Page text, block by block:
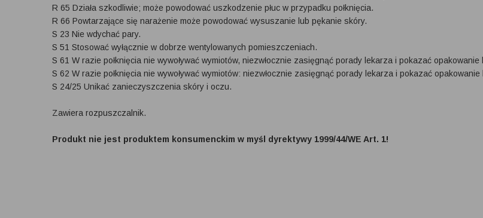
R 65 Działa szkodliwie; może powodować uszkodzenie płuc w przypadku połknięcia.
R 66 Powtarzające się narażenie może powodować wysuszanie lub pękanie skóry.
S 23 Nie wdychać pary.
S 51 Stosować wyłącznie w dobrze wentylowanych pomieszczeniach.
S 61 W razie połknięcia nie wywoływać wymiotów, niezwłocznie zasięgnąć porady lekarza i pokazać opakowanie
S 62 W razie połknięcia nie wywoływać wymiotów: niezwłocznie zasięgnąć porady lekarza i pokazać opakowanie
S 24/25 Unikać zanieczyszczenia skóry i oczu.
Zawiera rozpuszczalnik.
Produkt nie jest produktem konsumenckim w myśl dyrektywy 1999/44/WE Art. 1!